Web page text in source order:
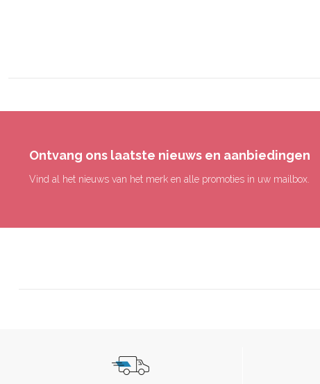
Ontvang ons laatste nieuws en aanbiedingen
Vind al het nieuws van het merk en alle promoties in uw mailbox.